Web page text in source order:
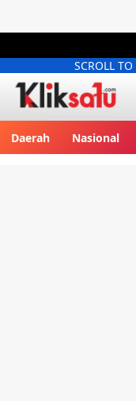
SCROLL
Daerah Nasional